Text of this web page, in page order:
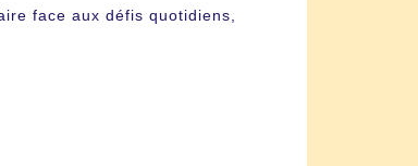
face aux défis quotidiens,